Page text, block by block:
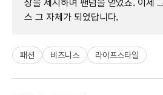
상을 제시하며 팬덤을 얻었죠. 이제
스 그 자체가 되었답니다.
패션 비즈니스 라이프스타일